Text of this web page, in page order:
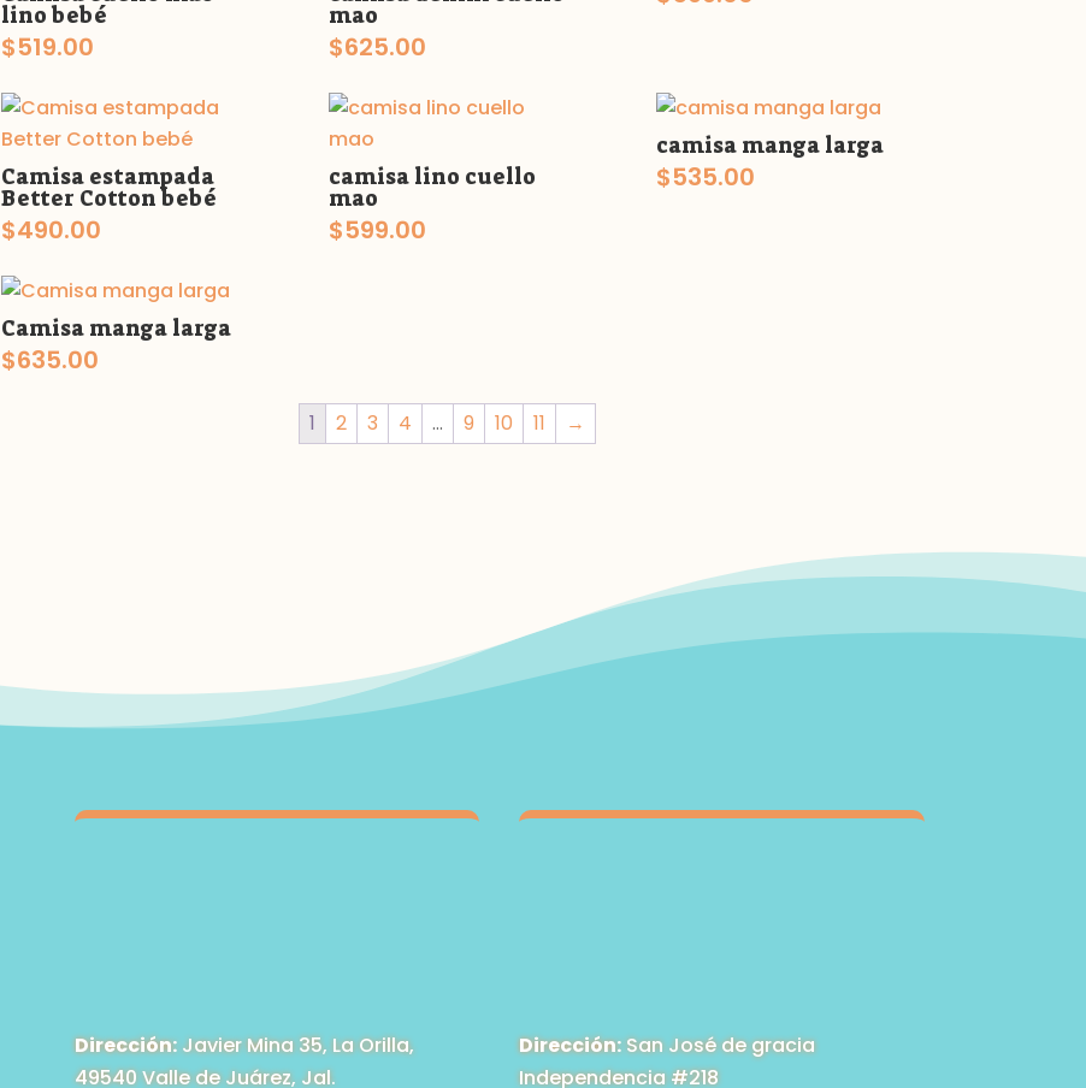
lino bebé
$519.00
mao
$625.00
Camisa estampada
Better Cotton bebé
$490.00
camisa lino cuello
mao
$599.00
camisa manga larga
$535.00
Camisa manga larga
$635.00
1 2 3 4 … 9 10 11 →
Dirección:Javier Mina 35, La Orilla,
49540 Valle de Juárez, Jal.
Dirección:San José de gracia
Independencia #218